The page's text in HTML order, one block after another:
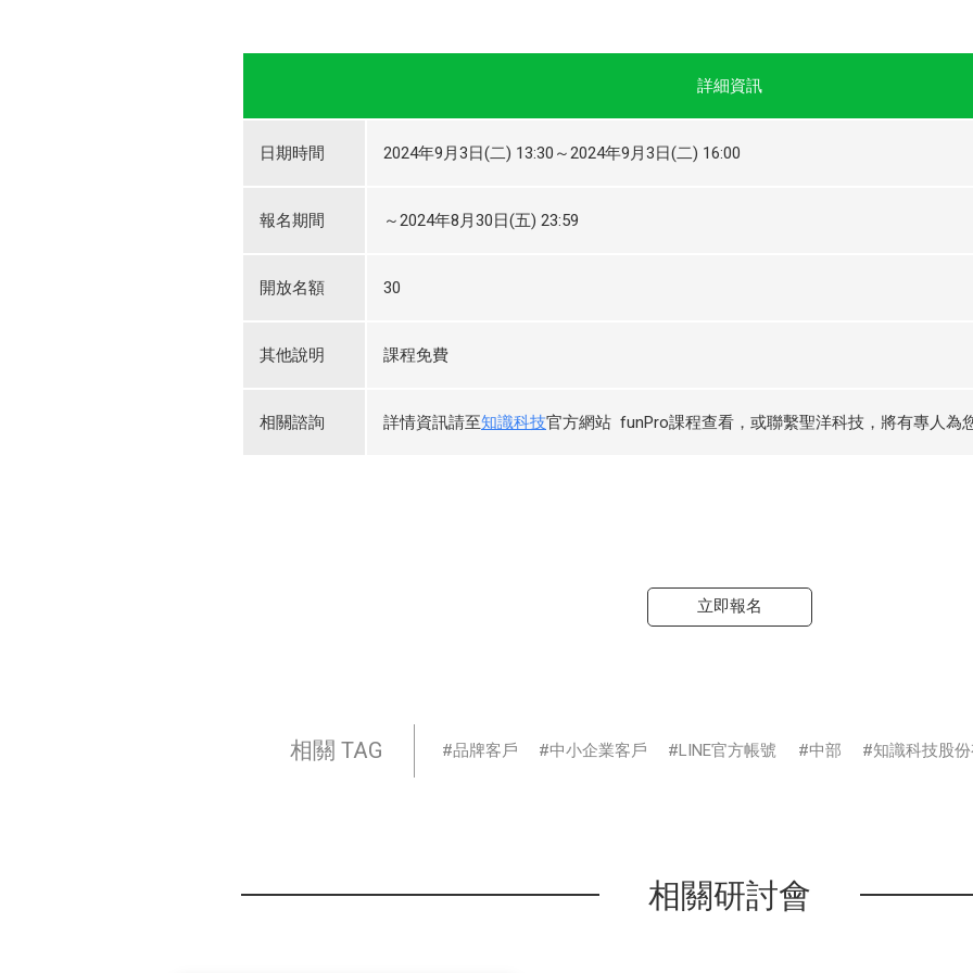
詳細資訊
日期時間 2024年9月3日(二) 13:30～2024年9月3日(二) 16:00
報名期間 ～2024年8月30日(五) 23:59
開放名額 30
其他說明 課程免費
相關諮詢 詳情資訊請至知識科技官方網站 funPro課程查看，或聯繫聖洋科技，將有專人為
立即報名
相關 TAG 品牌客戶 中小企業客戶 LINE官方帳號 中部 知識科技股
相關研討會